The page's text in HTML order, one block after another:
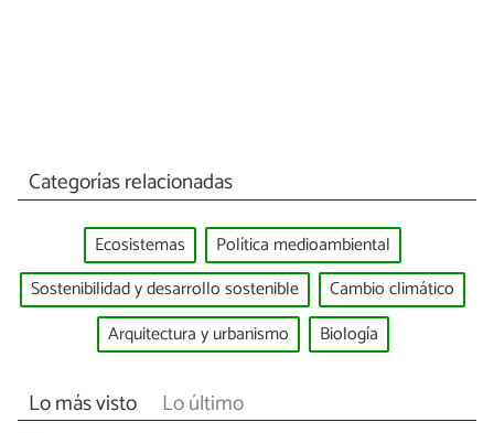
Categorías relacionadas
Ecosistemas
Política medioambiental
Sostenibilidad y desarrollo sostenible
Cambio climático
Arquitectura y urbanismo
Biología
Lo más visto Lo último